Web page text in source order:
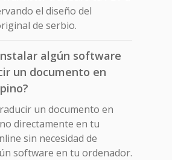
el diseño del
de serbio.
algún software
un documento en
un documento en
directamente en tu
sin necesidad de
software en tu ordenador.